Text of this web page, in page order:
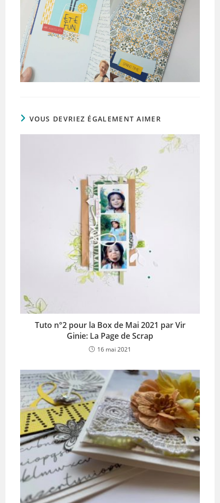
VOUS DEVRIEZ ÉGALEMENT AIMER
Tuto n°2 pour la Box de Mai 2021 par Vir
Ginie: La Page de Scrap
16 mai 2021